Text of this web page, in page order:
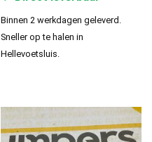
Binnen 2 werkdagen geleverd.
Sneller op te halen in
Hellevoetsluis.